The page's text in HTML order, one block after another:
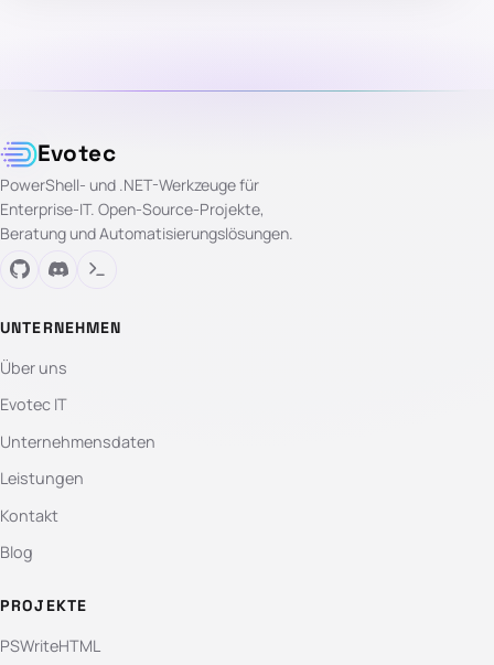
Evotec
PowerShell- und .NET-Werkzeuge für
Enterprise-IT. Open-Source-Projekte,
Beratung und Automatisierungslösungen.
UNTERNEHMEN
Über uns
Evotec IT
Unternehmensdaten
Leistungen
Kontakt
Blog
PROJEKTE
PSWriteHTML